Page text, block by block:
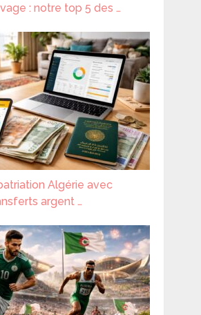
: notre top 5 des …
Algérie avec
argent …